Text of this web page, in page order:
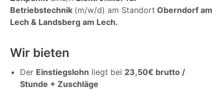
Betriebstechnik (m/w/d) am Standort Oberndorf am
Lech & Landsberg am Lech.
Wir bieten
Der Einstiegslohn liegt bei 23,50€ brutto /
Stunde + Zuschläge